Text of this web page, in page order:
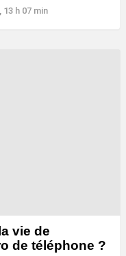
13 h 07 min
vie de
de téléphone ?